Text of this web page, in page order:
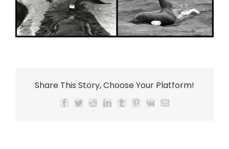
Share This Story, Choose Your Platform!
Facebook
TwitterRedditLinkedIn
TumblrPinterest
Vk Email